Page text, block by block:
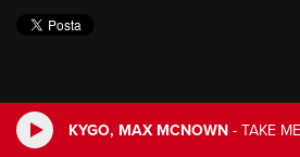
KYGO, MAX MCNOWN - TAKE